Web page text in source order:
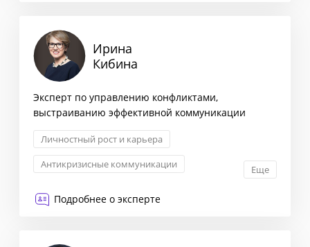
Ирина
Кибина
Эксперт по управлению конфликтами,
выстраиванию эффективной коммуникации
Личностный рост и карьера
Антикризисные коммуникации
Еще
Подробнее о эксперте